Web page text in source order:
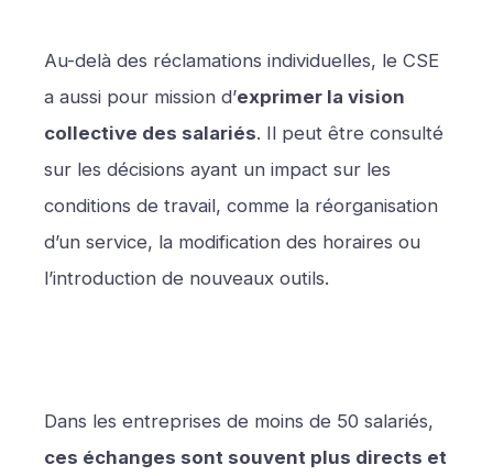
Au-delà des réclamations individuelles, le CSE
a aussi pour mission d’exprimer la vision
collective des salariés. Il peut être consulté
sur les décisions ayant un impact sur les
conditions de travail, comme la réorganisation
d’un service, la modification des horaires ou
l’introduction de nouveaux outils.
Dans les entreprises de moins de 50 salariés,
ces échanges sont souvent plus directs et